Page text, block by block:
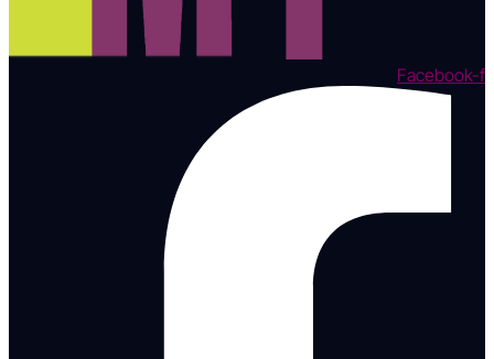
Facebook-f